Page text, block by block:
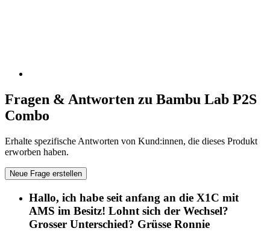
Fragen & Antworten zu Bambu Lab P2S
Combo
Erhalte spezifische Antworten von Kund:innen, die dieses Produkt
erworben haben.
Neue Frage erstellen
Hallo, ich habe seit anfang an die X1C mit
AMS im Besitz! Lohnt sich der Wechsel?
Grosser Unterschied? Grüsse Ronnie